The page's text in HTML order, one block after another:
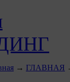
→ ГЛАВНАЯ